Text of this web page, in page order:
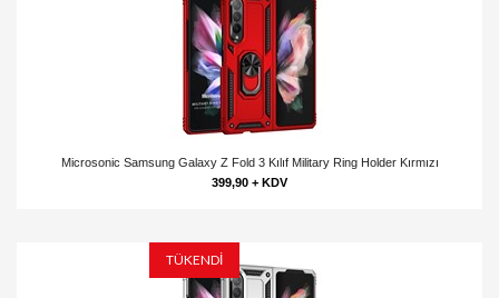
Microsonic Samsung Galaxy Z Fold 3 Kılıf Military Ring Holder Kırmızı
399,90 + KDV
TÜKENDİ